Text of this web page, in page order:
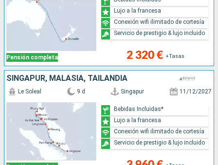
Pensión completa 2 320 € +Tasas
Lujo a la francesa
Conexión wifi ilimitado de cortesía
Servicio de prestigio & lujo incluido
SINGAPUR, MALASIA, TAILANDIA
Le Soleal 9 d Singapur 11/12/2027
Bebidas Incluidas*
Lujo a la francesa
Conexión wifi ilimitado de cortesía
Servicio de prestigio & lujo incluido